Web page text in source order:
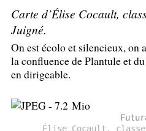
Carte d’Élise Cocault,
Juigné.
On est écolo et silencieux, on
la confluence de Plantule et
en dirigeable.
Élise Cocault,